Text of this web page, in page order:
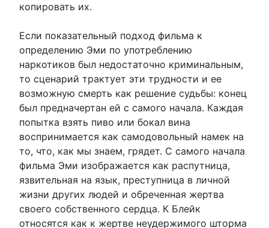
копировать их.
Если показательный подход фильма к
определению Эми по употреблению
наркотиков был недостаточно криминальным,
то сценарий трактует эти трудности и ее
возможную смерть как решение судьбы: конец
был предначертан ей с самого начала. Каждая
попытка взять пиво или бокал вина
воспринимается как самодовольный намек на
то, что, как мы знаем, грядет. С самого начала
фильма Эми изображается как распутница,
язвительная на язык, преступница в личной
жизни других людей и обреченная жертва
своего собственного сердца. К Блейк
относятся как к жертве неудержимого шторма